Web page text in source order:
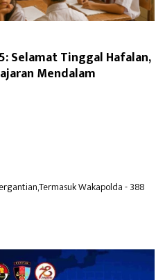
Selamat Tinggal Hafalan,
Mendalam
Wakapolda- 388